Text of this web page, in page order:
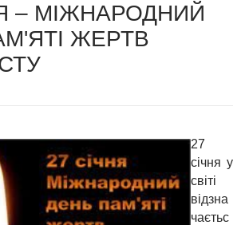
– МІЖНАРОДНИЙ
ЖЕРТВ
27
січня у
світі
відзна
чаєтьс